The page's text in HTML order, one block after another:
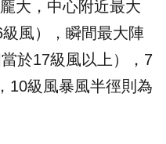
大，中心附近最大
風），瞬間最大陣
於17級風以上），7
10級風暴風半徑則為